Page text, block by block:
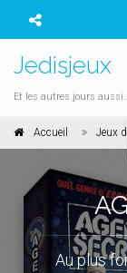
Jedisjeux
Et les autres jours
Accueil Jeux
Au plus